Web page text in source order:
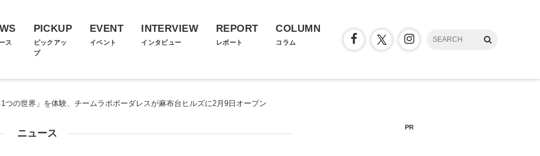
ス
PICKUP
ピックアッ
プ
EVENT
イベント
INTERVIEW
インタビュー
REPORT
レポート
COLUMN
コラム
1つの世界」を体験、チームラボボーダレスが麻布台ヒルズに2月9日オープン
ニュース
PR